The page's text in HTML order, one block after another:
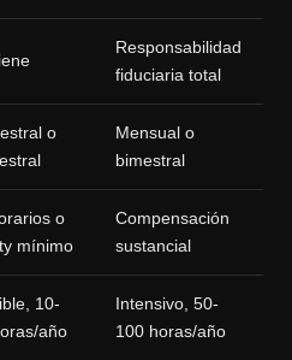
Responsabilidad
fiduciaria total
o
Mensual o
bimestral
o
mínimo
Compensación
sustancial
10-
año
Intensivo, 50-
100 horas/año